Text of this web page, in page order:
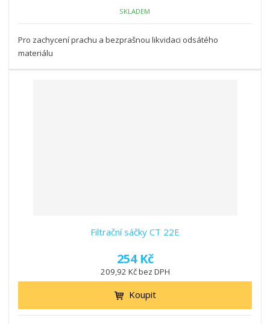
SKLADEM
Pro zachycení prachu a bezprašnou likvidaci odsátého
materiálu
Filtrační sáčky CT 22E
254 Kč
209,92 Kč bez DPH
Koupit